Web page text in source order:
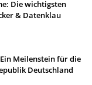
Die wichtigsten
& Datenklau
Meilenstein für die
Deutschland